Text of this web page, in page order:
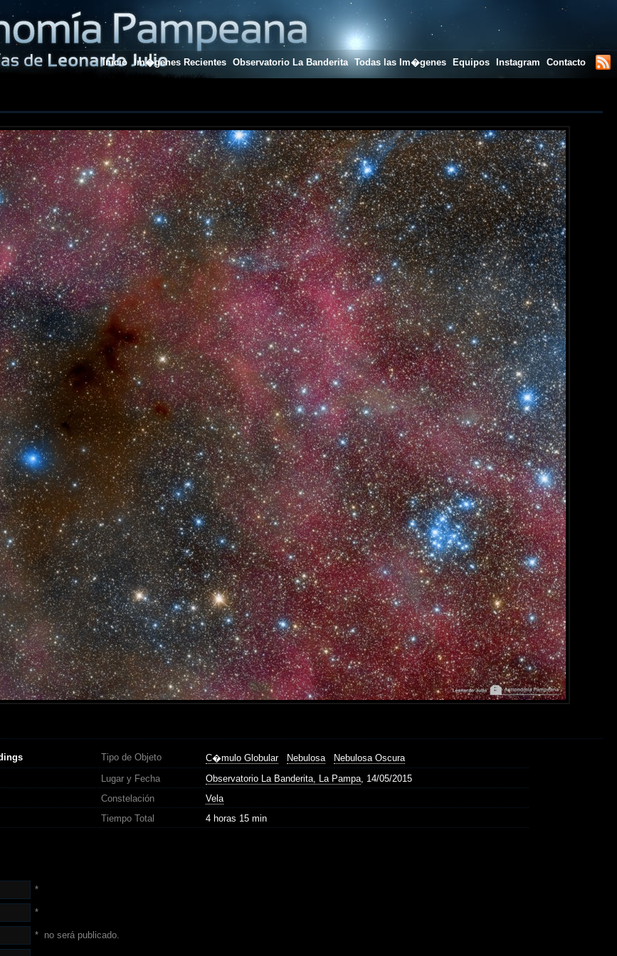
Inicio Im�genes Recientes Observatorio La Banderita Todas las Im�genes Equipos Instagram Contacto
Tipo de Objeto C�mulo Globular Nebulosa
Nebulosa Oscura
Lugar y Fecha Observatorio La Banderita, La Pampa, 14/05/2015
Constelación
Vela
Tiempo Total 4 horas 15 min
*
*
* no será publicado.